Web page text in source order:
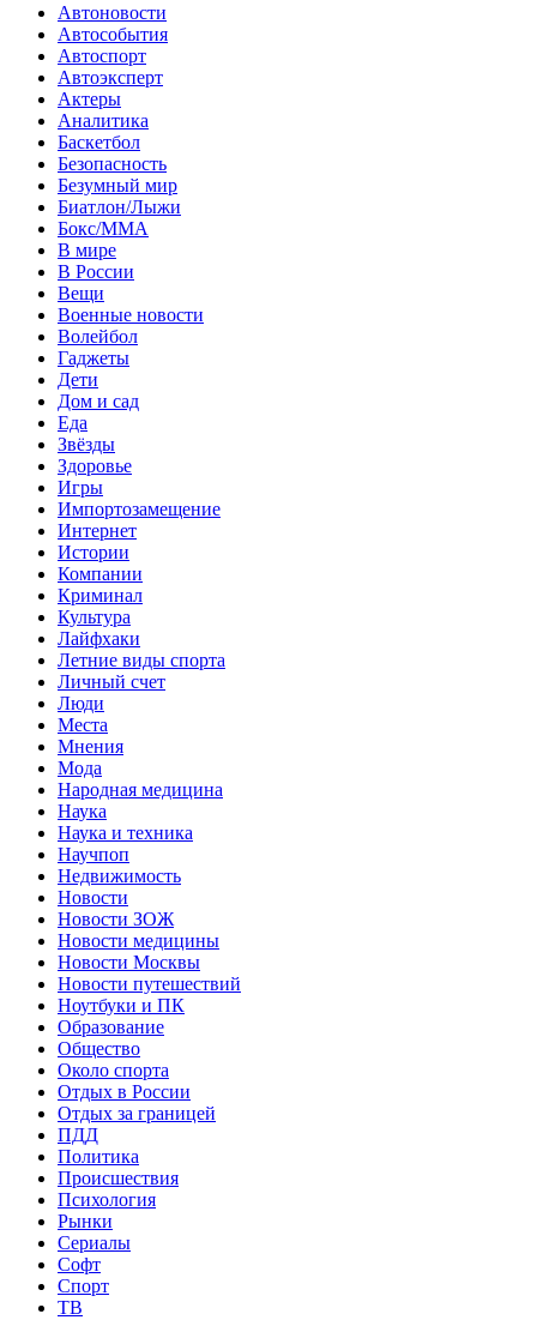
Автоновости
Автособытия
Автоспорт
Автоэксперт
Актеры
Аналитика
Баскетбол
Безопасность
Безумный мир
Биатлон/Лыжи
Бокс/MMA
В мире
В России
Вещи
Военные новости
Волейбол
Гаджеты
Дети
Дом и сад
Еда
Звёзды
Здоровье
Игры
Импортозамещение
Интернет
Истории
Компании
Криминал
Культура
Лайфхаки
Летние виды спорта
Личный счет
Люди
Места
Мнения
Мода
Народная медицина
Наука
Наука и техника
Научпоп
Недвижимость
Новости
Новости ЗОЖ
Новости медицины
Новости Москвы
Новости путешествий
Ноутбуки и ПК
Образование
Общество
Около спорта
Отдых в России
Отдых за границей
ПДД
Политика
Происшествия
Психология
Рынки
Сериалы
Софт
Спорт
ТВ